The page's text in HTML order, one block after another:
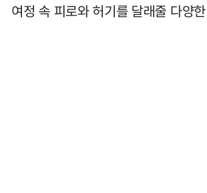
여정 속 피로와 허기를 달래줄 다양